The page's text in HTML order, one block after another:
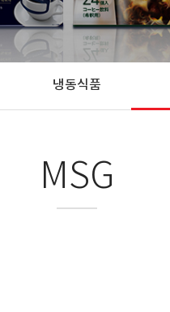
냉동식품
MSG
AJITIDE
TENCHO
ACTIVA TG
냉동식품
MSG